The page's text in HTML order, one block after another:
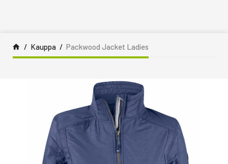
Kauppa Packwood Jacket Ladies